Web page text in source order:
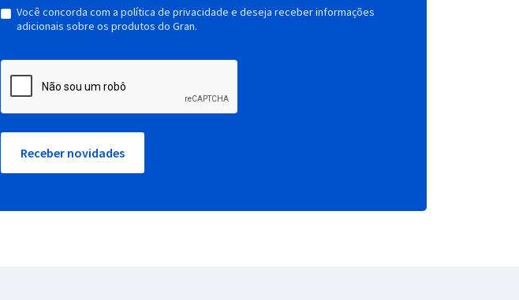
Você concorda com a política de privacidade e deseja receber informações
adicionais sobre os produtos do Gran.
Receber novidades